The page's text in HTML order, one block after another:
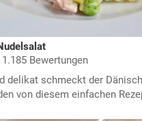
1.185 Bewertungen
delikat schmeckt der
von diesem einfachen